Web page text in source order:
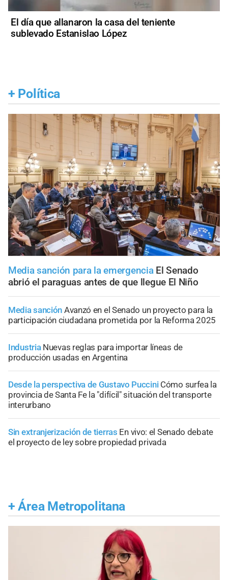
El día que allanaron la casa del teniente
sublevado Estanislao López
+ Política
Media sanción para la emergencia El Senado
abrió el paraguas antes de que llegue El Niño
Media sanción Avanzó en el Senado un proyecto para la
participación ciudadana prometida por la Reforma 2025
Industria Nuevas reglas para importar líneas de
producción usadas en Argentina
Desde la perspectiva de Gustavo Puccini Cómo surfea la
provincia de Santa Fe la "difícil" situación del transporte
interurbano
Sin extranjerización de tierras En vivo: el Senado debate
el proyecto de ley sobre propiedad privada
+ Área Metropolitana